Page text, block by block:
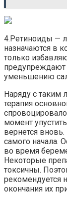
4.Ретиноиды —
назначаются в
только
предупреждают
уменьшению
Наряду с таким
терапия
момент
вернется вновь.
самого начала.
во время
Некоторые
токсичны.
рекомендуется
окончания их